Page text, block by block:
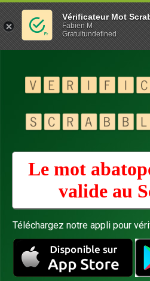
Le mot
valide au
Téléchargez notre appli pour
Vérificateur Mot
Fabien M
Gratuitundefined